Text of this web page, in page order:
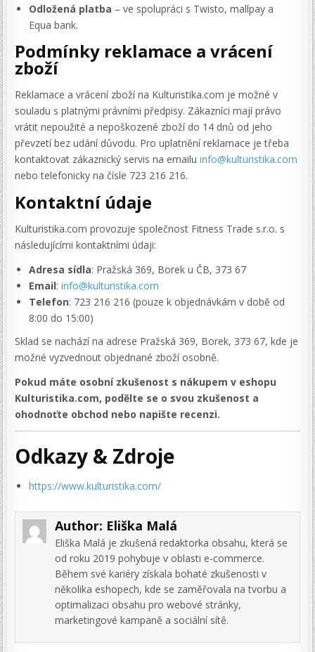
Odložená platba – ve spolupráci s Twisto, mallpay a
Equa bank.
Podmínky reklamace a vrácení
zboží
Reklamace a vrácení zboží na Kulturistika.com je možné v
souladu s platnými právními předpisy. Zákazníci mají právo
vrátit nepoužité a nepoškozené zboží do 14 dnů od jeho
převzetí bez udání důvodu. Pro uplatnění reklamace je třeba
kontaktovat zákaznický servis na emailuinfo@kulturistika.com
nebo telefonicky na čísle 723 216 216.
Kontaktní údaje
Kulturistika.com provozuje společnost Fitness Trade s.r.o. s
následujícími kontaktními údaji:
Adresa sídla: Pražská 369, Borek u ČB, 373 67
Email:info@kulturistika.com
Telefon: 723 216 216 (pouze k objednávkám v době od
8:00 do 15:00)
Sklad se nachází na adrese Pražská 369, Borek, 373 67, kde je
možné vyzvednout objednané zboží osobně.
Pokud máte osobní zkušenost s nákupem v eshopu
Kulturistika.com, podělte se o svou zkušenost a
ohodnoťte obchod nebo napište recenzi.
Odkazy & Zdroje
https://www.kulturistika.com/
Author: Eliška Malá
Eliška Malá je zkušená redaktorka obsahu, která se
od roku 2019 pohybuje v oblasti e-commerce.
Během své kariéry získala bohaté zkušenosti v
několika eshopech, kde se zaměřovala na tvorbu a
optimalizaci obsahu pro webové stránky,
marketingové kampaně a sociální sítě.